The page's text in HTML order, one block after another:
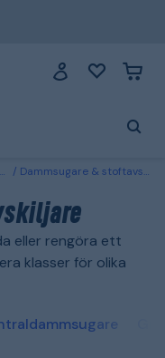
Dammsugare & stoftavskiljare
eller rengöra ett
klasser för olika